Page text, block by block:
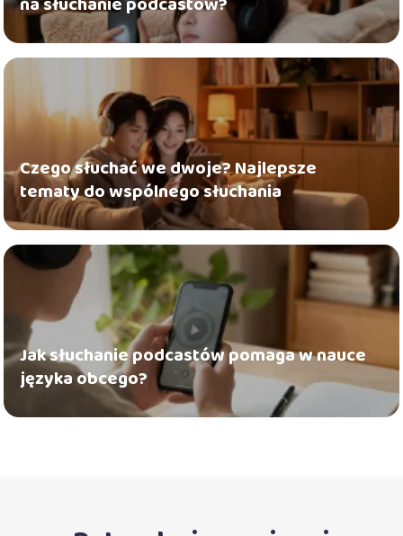
Czego słuchać we dwoje? Najlepsze
tematy do wspólnego słuchania
Jak słuchanie podcastów pomaga w nauce
języka obcego?